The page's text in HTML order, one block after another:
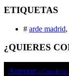
ETIQUETAS
# arde madrid,
¿QUIERES
AnteriorLa Casa de